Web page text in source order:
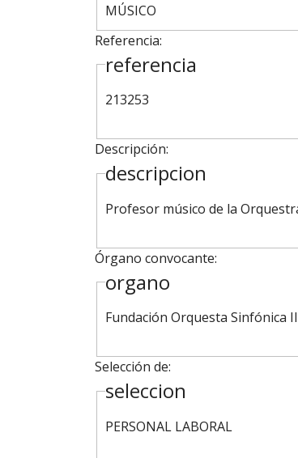
MÚSICO
Referencia:
referencia
213253
Descripción:
descripcion
Profesor músico de la
Órgano convocante:
organo
Fundación Orquesta Sinfónica
Selección de:
seleccion
PERSONAL LABORAL